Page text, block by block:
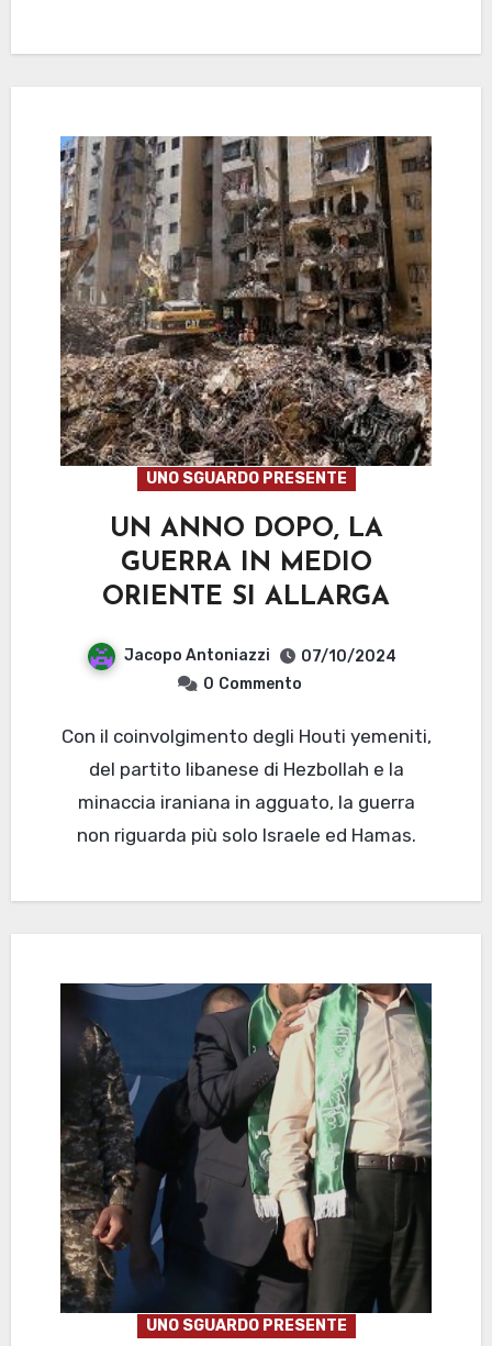
UNO SGUARDO PRESENTE
UN ANNO DOPO, LA
GUERRA IN MEDIO
ORIENTE SI ALLARGA
Jacopo Antoniazzi
07/10/2024
0 Commento
Con il coinvolgimento degli Houti yemeniti,
del partito libanese di Hezbollah e la
minaccia iraniana in agguato, la guerra
non riguarda più solo Israele ed Hamas.
UNO SGUARDO PRESENTE